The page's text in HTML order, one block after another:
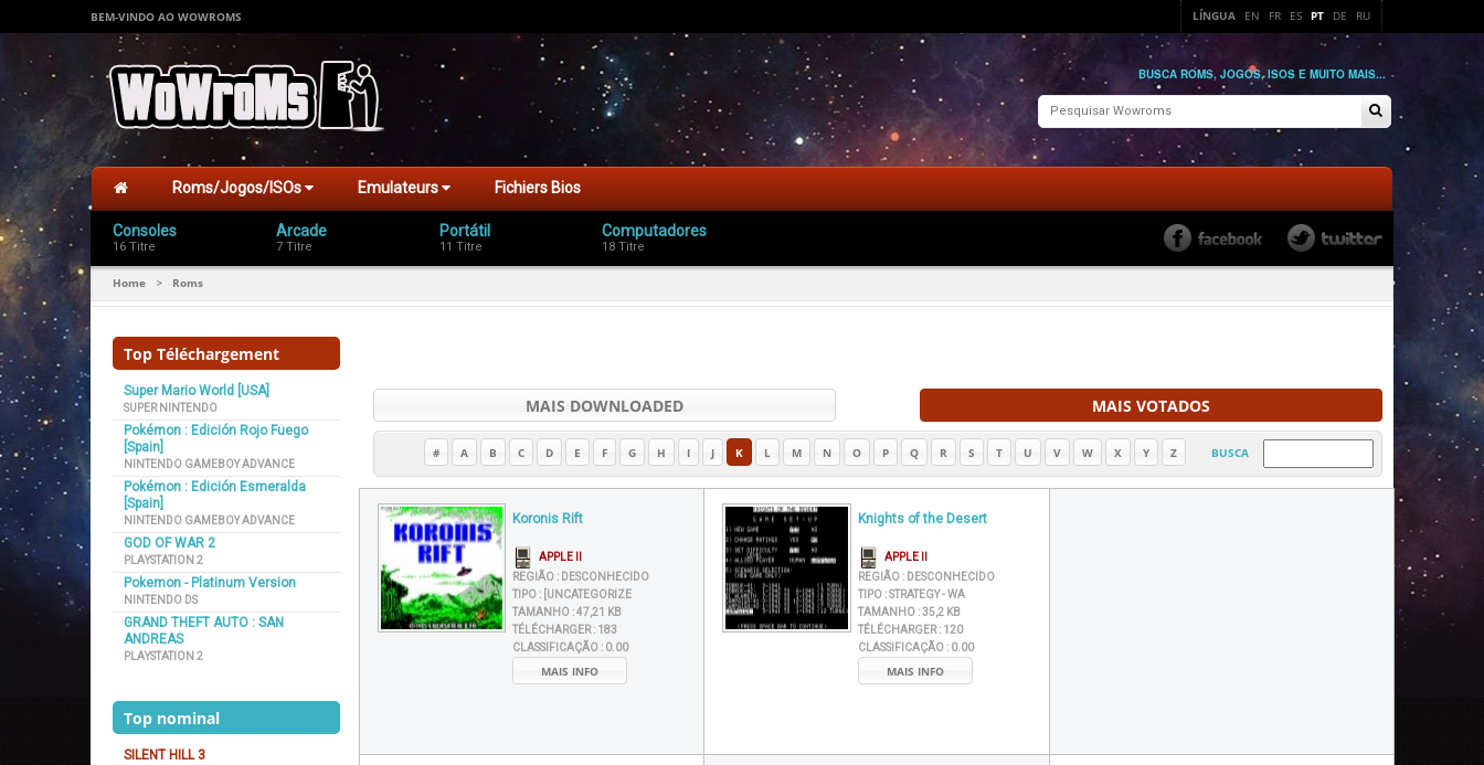
BEM-VINDO AO WOWROMS LÍNGUA EN FR ES PT DE RU
BUSCA ROMS, JOGOS, ISOS E MUITO MAIS...
Roms/Jogos/ISOs Emulateurs Fichiers Bios
Consoles
16 Titre
Arcade
7 Titre
Portátil
11 Titre
Computadores
18 Titre
Home > Roms
Top Téléchargement
Super Mario World [USA]
SUPER NINTENDO
Pokémon : Edición Rojo Fuego
[Spain]
NINTENDO GAMEBOY ADVANCE
Pokémon : Edición Esmeralda
[Spain]
NINTENDO GAMEBOY ADVANCE
GOD OF WAR 2
PLAYSTATION 2
Pokemon - Platinum Version
NINTENDO DS
GRAND THEFT AUTO : SAN
ANDREAS
PLAYSTATION 2
Top nominal
SILENT HILL 3
MAIS DOWNLOADED MAIS VOTADOS
# A B C D E F G H I J K L M N O P Q R S T U V W X Y Z BUSCA
Koronis Rift
APPLE II
REGIÃO : DESCONHECIDO
TIPO : [UNCATEGORIZE
TAMANHO :47,21 KB
TÉLÉCHARGER : 183
CLASSIFICAÇÃO : 0.00
MAIS INFO
Knights of the Desert
APPLE II
REGIÃO : DESCONHECIDO
TIPO :STRATEGY - WA
TAMANHO :35,2 KB
TÉLÉCHARGER : 120
CLASSIFICAÇÃO : 0.00
MAIS INFO